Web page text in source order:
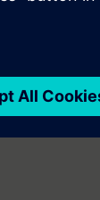
formés
pratiques, et